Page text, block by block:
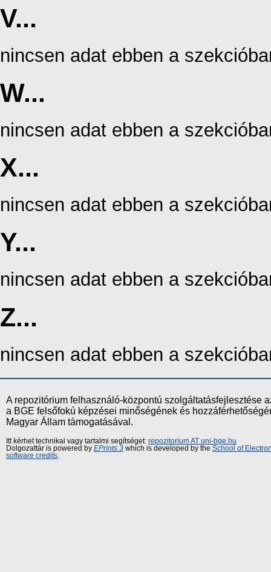
V...
nincsen adat ebben a
W...
nincsen adat ebben a
X...
nincsen adat ebben a
Y...
nincsen adat ebben a
Z...
nincsen adat ebben a
A repozitórium felhasználó-központú szolgáltatásfejlesztése
a BGE felsőfokú képzései minőségének és
Magyar Állam támogatásával.
Itt kérhet technikai vagy tartalmi segítséget: repozitorium AT uni-bge.hu
Dolgozattár is powered by EPrints 3 which is developed by the School of
software credits